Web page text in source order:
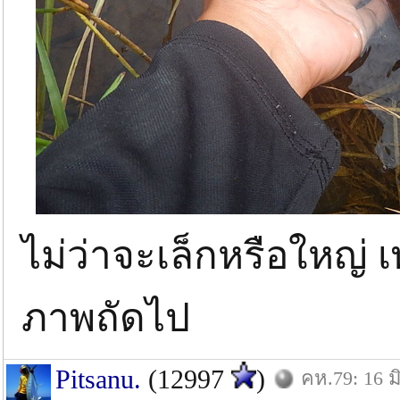
ไม่ว่าจะเล็กหรือใหญ่
ภาพถัดไป
Pitsanu. (12997 ) คห.79: 16